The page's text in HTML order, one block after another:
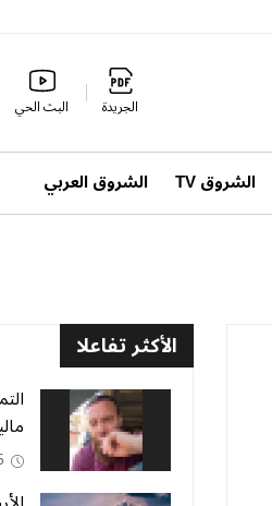
الجريدة البث الحي
الشروق TV الشروق العربي
الأكثر تفاعلا